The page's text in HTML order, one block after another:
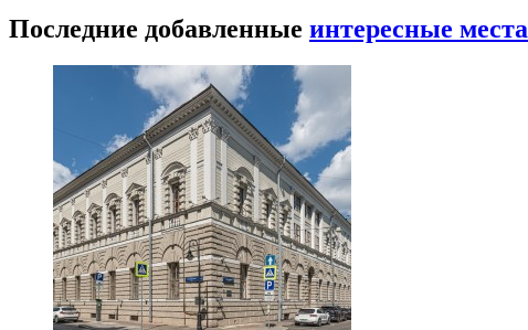
Последние добавленные интересные места